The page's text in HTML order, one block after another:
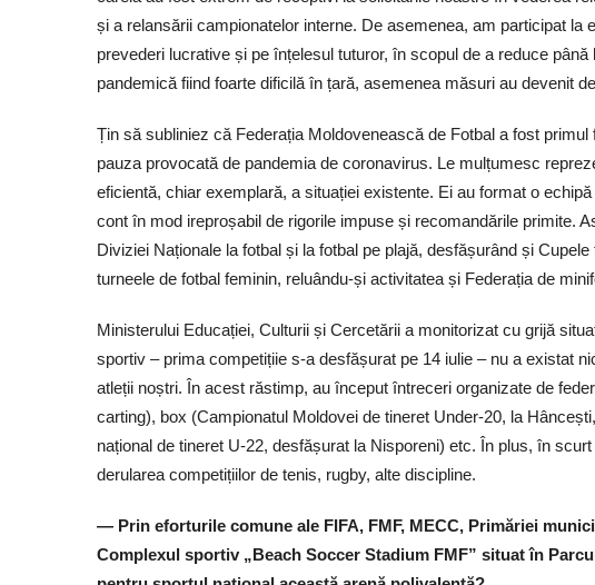
și a relansării campionatelor interne. De asemenea, am participat la
prevederi lucrative și pe înțelesul tuturor, în scopul de a reduce
pandemică fiind foarte dificilă în țară, asemenea măsuri au devenit
Țin să subliniez că Federația Moldovenească de Fotbal a fost
pauza provocată de pandemia de coronavirus. Le mulțumesc
eficientă, chiar exemplară, a situației existente. Ei au format o
cont în mod ireproșabil de rigorile impuse și recomandările primite.
Diviziei Naționale la fotbal și la fotbal pe plajă, desfășurând și
turneele de fotbal feminin, reluându-și activitatea și Federația de
Ministerului Educației, Culturii și Cercetării a monitorizat cu grijă
sportiv – prima competițiie s-a desfășurat pe 14 iulie – nu a existat
atleții noștri. În acest răstimp, au început întreceri organizate de
carting), box (Campionatul Moldovei de tineret Under-20, la
național de tineret U-22, desfășurat la Nisporeni) etc. În plus, în
derularea competițiilor de tenis, rugby, alte discipline.
— Prin eforturile comune ale FIFA, FMF, MECC, Primăriei
Complexul sportiv „Beach Soccer Stadium FMF” situat în